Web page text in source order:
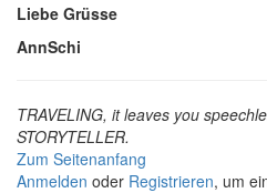
Liebe Grüsse
AnnSchi
TRAVELING, it leaves you
STORYTELLER.
Zum Seitenanfang
Anmelden oder Registrieren, um